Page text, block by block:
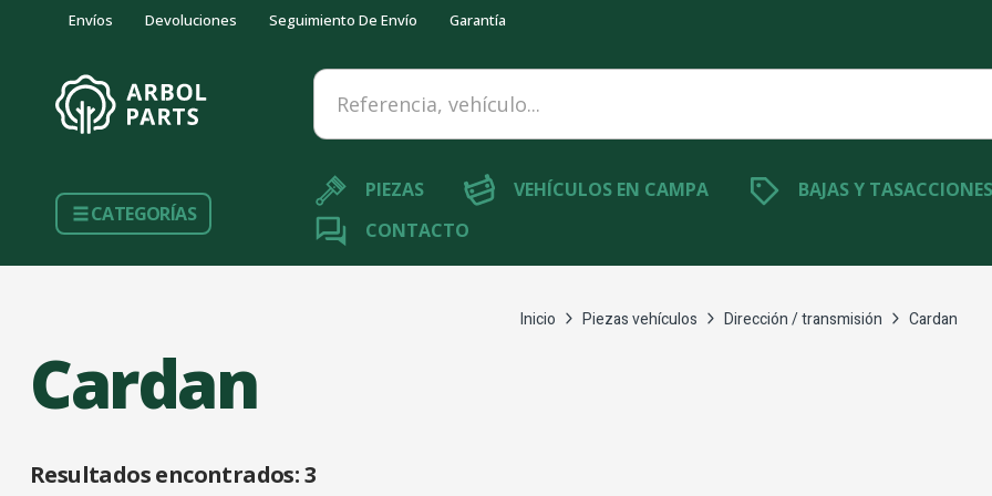
Envíos Devoluciones Seguimiento De Envío Garantía
Referencia, vehículo...
CATEGORÍAS
PIEZAS VEHÍCULOS EN CAMPA BAJAS Y TASACCIONES
CONTACTO
Inicio Piezas vehículos Dirección / transmisión Cardan
Cardan
Resultados encontrados:3